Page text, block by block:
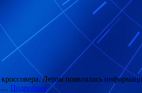
Летом появлялась
Подробнее